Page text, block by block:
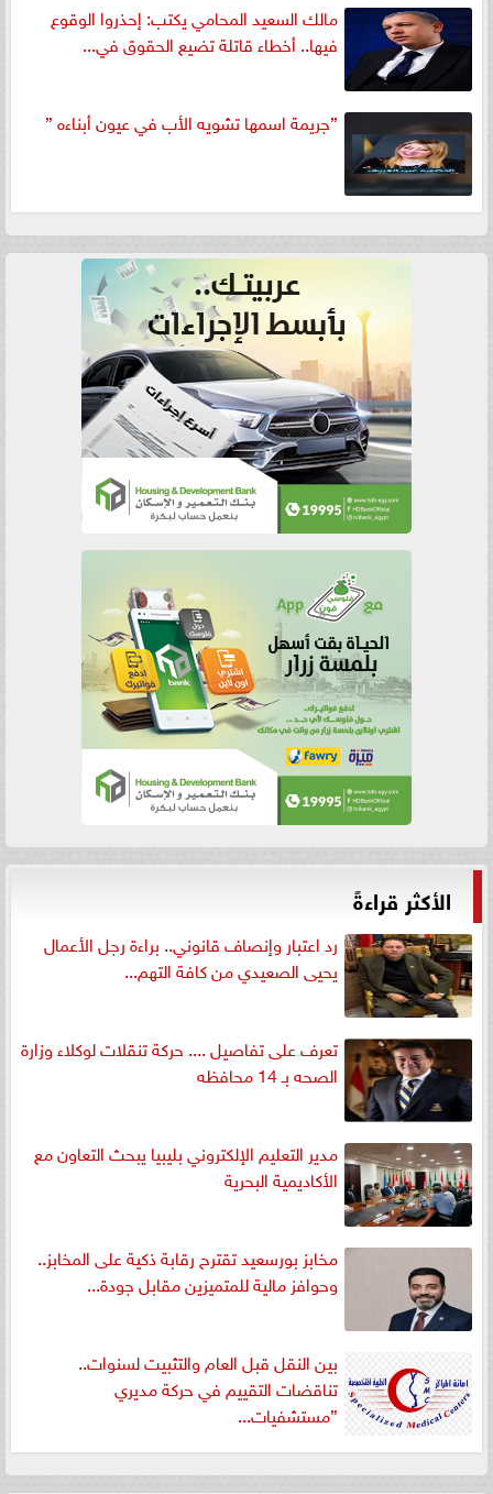
مالك السعيد المحامي يكتب: إحذروا الوقوع
فيها.. أخطاء قاتلة تضيع الحقوق في...
”جريمة اسمها تشويه الأب في عيون أبناءه ”
الأكثر قراءةً
رد اعتبار وإنصاف قانوني.. براءة رجل الأعمال
يحيى الصعيدي من كافة التهم...
تعرف على تفاصيل .... حركة تنقلات لوكلاء وزارة
الصحه بـ 14 محافظه
مدير التعليم الإلكتروني بليبيا يبحث التعاون مع
الأكاديمية البحرية
مخابز بورسعيد تقترح رقابة ذكية على المخابز..
وحوافز مالية للمتميزين مقابل جودة...
بين النقل قبل العام والتثبيت لسنوات..
تناقضات التقييم في حركة مديري
”مستشفيات...